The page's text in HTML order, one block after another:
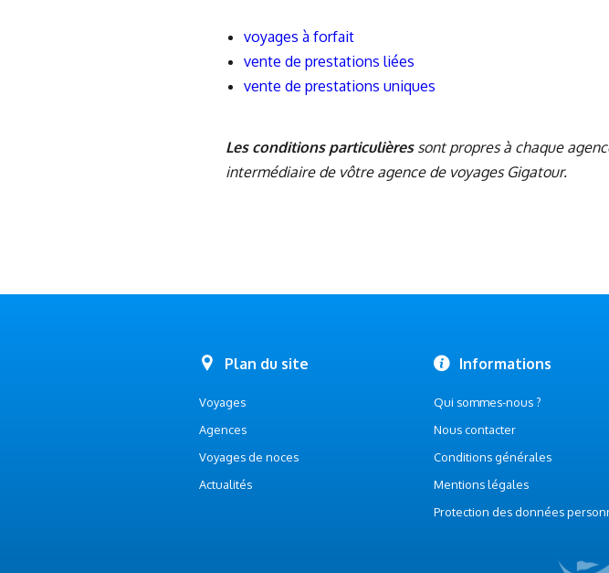
voyages à forfait
vente de prestations liées
vente de prestations uniques
Les conditions particulièressont propres à chaque
intermédiaire de vôtre agence de voyages Gigatour.
Plan du site
Voyages
Agences
Voyages de noces
Actualités
Informations
Qui sommes-nous ?
Nous contacter
Conditions générales
Mentions légales
Protection des données